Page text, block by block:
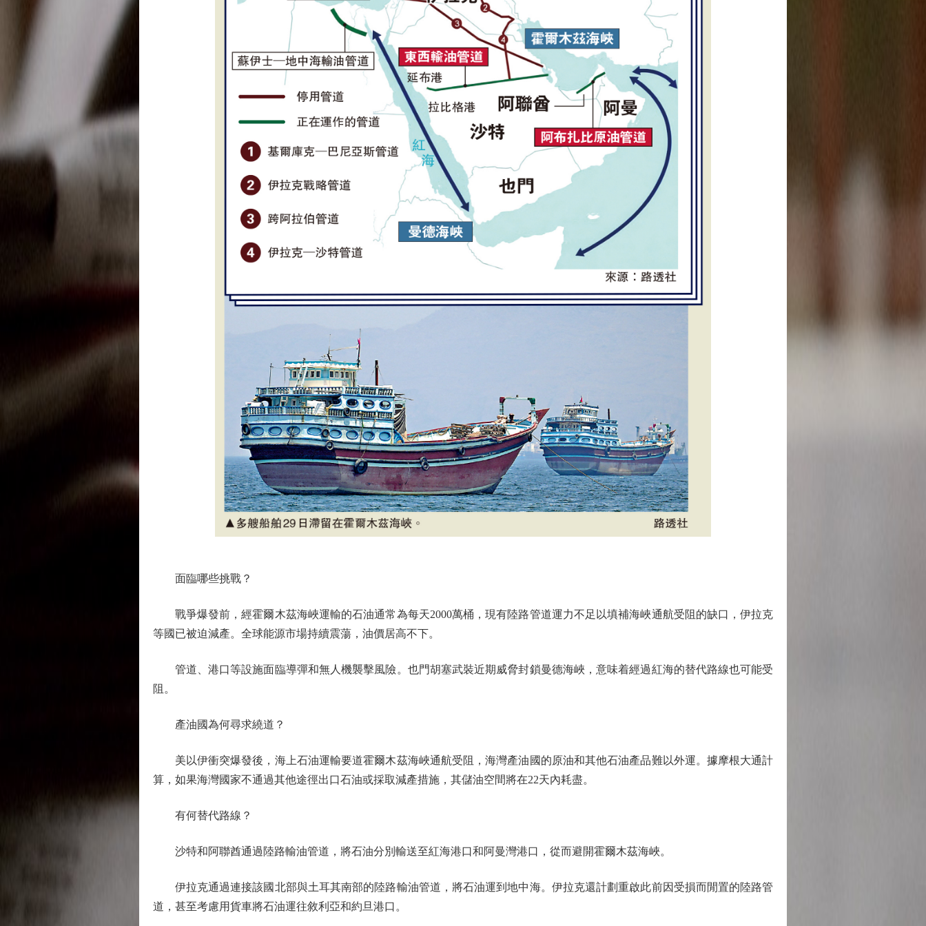
面臨哪些挑戰？
戰爭爆發前，經霍爾木茲海峽運輸的石油通常為每天2000萬桶，現有陸路管道運力不足以填補海峽通航受阻的缺口，伊拉克
等國已被迫減產。全球能源市場持續震蕩，油價居高不下。
管道、港口等設施面臨導彈和無人機襲擊風險。也門胡塞武裝近期威脅封鎖曼德海峽，意味着經過紅海的替代路線也可能受
阻。
產油國為何尋求繞道？
美以伊衝突爆發後，海上石油運輸要道霍爾木茲海峽通航受阻，海灣產油國的原油和其他石油產品難以外運。據摩根大通計
算，如果海灣國家不通過其他途徑出口石油或採取減產措施，其儲油空間將在22天內耗盡。
有何替代路線？
沙特和阿聯酋通過陸路輸油管道，將石油分別輸送至紅海港口和阿曼灣港口，從而避開霍爾木茲海峽。
伊拉克通過連接該國北部與土耳其南部的陸路輸油管道，將石油運到地中海。伊拉克還計劃重啟此前因受損而閒置的陸路管
道，甚至考慮用貨車將石油運往敘利亞和約旦港口。